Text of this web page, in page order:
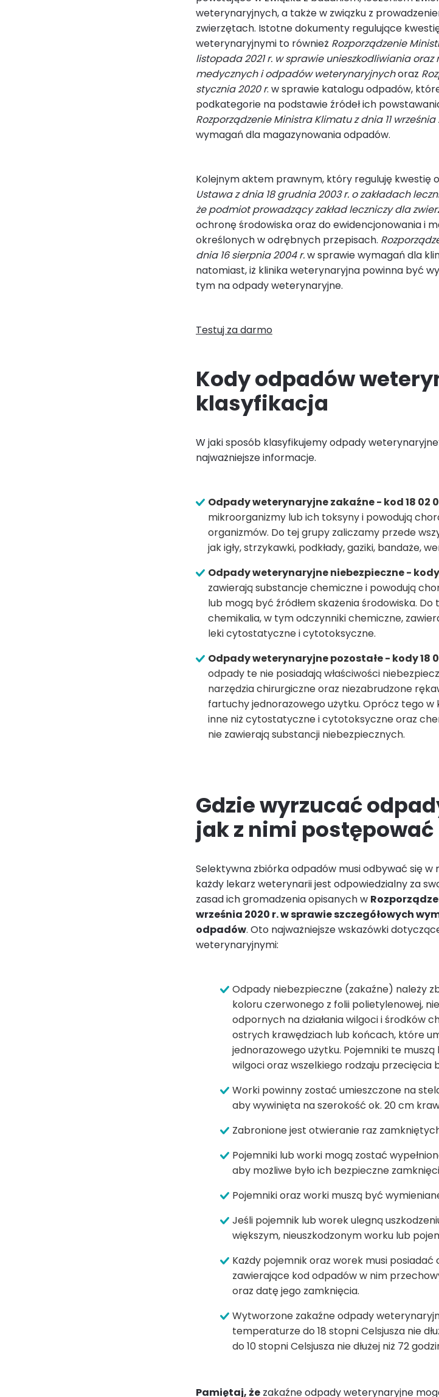
weterynaryjnych, a także w związku z
zwierzętach. Istotne dokumenty regulujące
weterynaryjnymi to również Rozporządzenie
listopada 2021 r. w sprawie unieszkodliwiania
medycznych i odpadów weterynaryjnychoraz
stycznia 2020 r. w sprawie katalogu odpadów,
podkategorie na podstawie źródeł ich
Rozporządzenie Ministra Klimatu z dnia 11 września
wymagań dla magazynowania odpadów.
Kolejnym aktem prawnym, który reguluję kwestię
Ustawa z dnia 18 grudnia 2003 r. o zakładach
że podmiot prowadzący zakład leczniczy dla
ochronę środowiska oraz do ewidencjonowania i
określonych w odrębnych przepisach.
dnia 16 sierpnia 2004 r.w sprawie wymagań dla
natomiast, iż klinika weterynaryjna powinna być
tym na odpady weterynaryjne.
Testuj za darmo
Kody odpadów
klasyfikacja
W jaki sposób klasyfikujemy odpady
najważniejsze informacje.
Odpady weterynaryjne zakaźne - kod 18 02
mikroorganizmy lub ich toksyny i powodują
organizmów. Do tej grupy zaliczamy przede
jak igły, strzykawki, podkłady, gaziki, bandaże,
Odpady weterynaryjne niebezpieczne - kody
zawierają substancje chemiczne i powodują
lub mogą być źródłem skażenia środowiska.
chemikalia, w tym odczynniki chemiczne,
leki cytostatyczne i cytotoksyczne.
Odpady weterynaryjne pozostałe - kody 18
odpady te nie posiadają właściwości
narzędzia chirurgiczne oraz niezabrudzone
fartuchy jednorazowego użytku. Oprócz tego w
inne niż cytostatyczne i cytotoksyczne oraz
nie zawierają substancji niebezpiecznych.
Gdzie wyrzucać
jak z nimi postępować
Selektywna zbiórka odpadów musi odbywać się w
każdy lekarz weterynarii jest odpowiedzialny za
zasad ich gromadzenia opisanych w
września 2020 r. w sprawie szczegółowych
odpadów. Oto najważniejsze wskazówki
weterynaryjnymi:
Odpady niebezpieczne (zakaźne) należy
koloru czerwonego z folii polietylenowej,
odpornych na działania wilgoci i środków
ostrych krawędziach lub końcach, które
jednorazowego użytku. Pojemniki te
wilgoci oraz wszelkiego rodzaju przecięcia
Worki powinny zostać umieszczone na
aby wywinięta na szerokość ok. 20 cm
Zabronione jest otwieranie raz
Pojemniki lub worki mogą zostać
aby możliwe było ich bezpieczne
Pojemniki oraz worki muszą być
Jeśli pojemnik lub worek ulegną
większym, nieuszkodzonym worku lub
Każdy pojemnik oraz worek musi posiadać
zawierające kod odpadów w nim
oraz datę jego zamknięcia.
Wytworzone zakaźne odpady
temperaturze do 18 stopni Celsjusza nie
do 10 stopni Celsjusza nie dłużej niż 72
Pamiętaj, że zakaźne odpady weterynaryjne